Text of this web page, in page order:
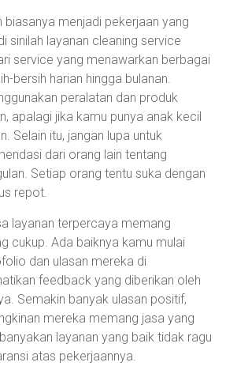
biasanya menjadi pekerjaan yang
sinilah layanan cleaning service
service yang menawarkan berbagai
bersih harian hingga bulanan.
peralatan dan produk
apalagi jika kamu punya anak kecil
Selain itu, jangan lupa untuk
dari orang lain tentang
Setiap orang tentu suka dengan
repot.
layanan terpercaya memang
cukup. Ada baiknya kamu mulai
dan ulasan mereka di
feedback yang diberikan oleh
Semakin banyak ulasan positif,
mereka memang jasa yang
layanan yang baik tidak ragu
atas pekerjaannya.